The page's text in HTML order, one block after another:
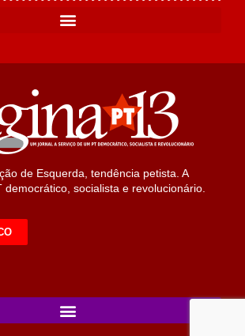
de Esquerda, tendência petista. A
democrático, socialista e revolucionário.